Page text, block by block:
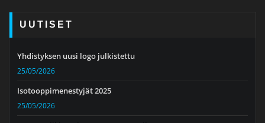
UUTISET
Yhdistyksen uusi logo julkistettu
25/05/2026
Isotooppimenestyjät 2025
25/05/2026